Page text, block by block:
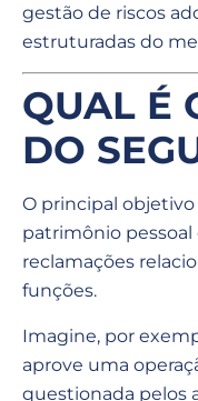
gestão de riscos
estruturadas do
QUAL É
DO
O principal objetivo
patrimônio
reclamações
funções.
Imagine, por
aprove uma
questionada pelos